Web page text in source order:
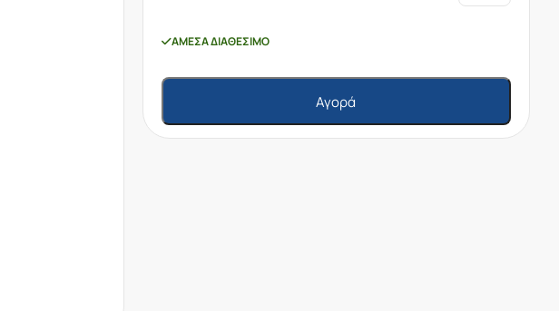
ΆΜΕΣΑ ΔΙΑΘΈΣΙΜΟ
Αγορά